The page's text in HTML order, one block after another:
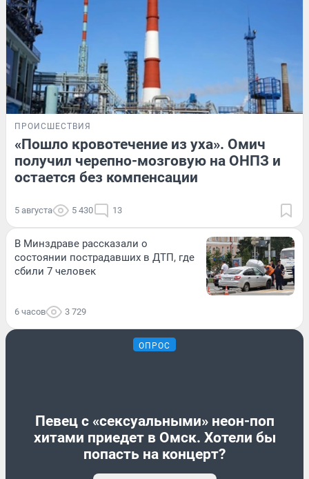
ПРОИСШЕСТВИЯ
«Пошло кровотечение из уха». Омич
получил черепно-мозговую на ОНПЗ и
остается без компенсации
5 августа 5 430 13
В Минздраве рассказали о
состоянии пострадавших в ДТП, где
сбили 7 человек
6 часов 3 729
ОПРОС
Певец с «сексуальными» неон-поп
хитами приедет в Омск. Хотели бы
попасть на концерт?